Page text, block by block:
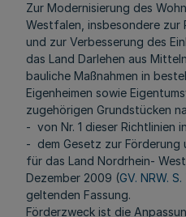
Zur Modernisierung des
Westfalen, insbesondere zur
und zur Verbesserung des
das Land Darlehen aus
bauliche Maßnahmen in
Eigenheimen sowie
zugehörigen Grundstücken
- von Nr. 1 dieser Richtlinien
- dem Gesetz zur Förderung
für das Land Nordrhein-
Dezember 2009 (GV. NRW.
geltenden Fassung.
Förderzweck ist die